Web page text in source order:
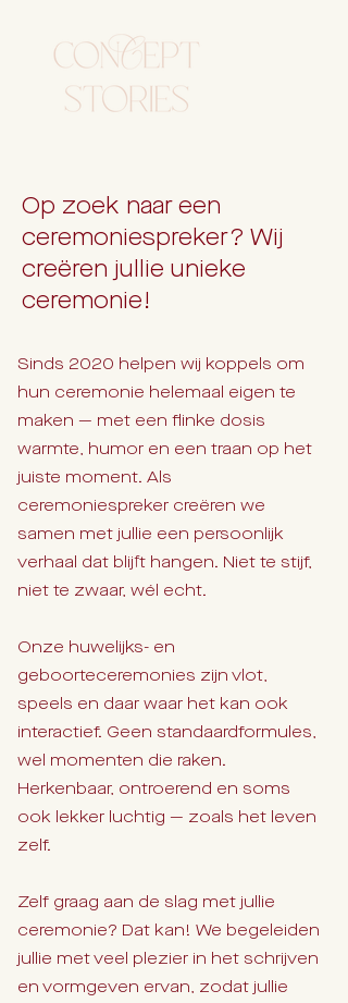
Op zoek naar een
ceremoniespreker? Wij
creëren jullie unieke
ceremonie!
Sinds 2020 helpen wij koppels om
hun ceremonie helemaal eigen te
maken — met een flinke dosis
warmte, humor en een traan op het
juiste moment. Als
ceremoniespreker creëren we
samen met jullie een persoonlijk
verhaal dat blijft hangen. Niet te stijf,
niet te zwaar, wél echt.
Onze huwelijks- en
geboorteceremonies zijn vlot,
speels en daar waar het kan ook
interactief. Geen standaardformules,
wel momenten die raken.
Herkenbaar, ontroerend en soms
ook lekker luchtig — zoals het leven
zelf.
Zelf graag aan de slag met jullie
ceremonie? Dat kan! We begeleiden
jullie met veel plezier in het schrijven
en vormgeven ervan, zodat jullie